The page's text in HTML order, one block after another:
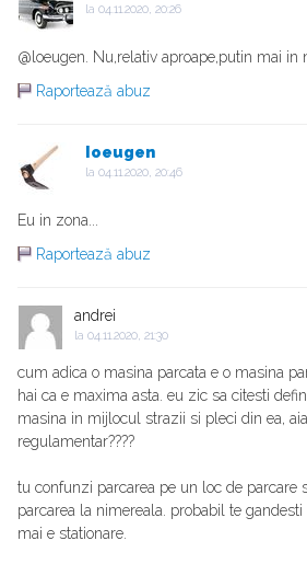
la 04.11.2020, 20:26
@loeugen. Nu,relativ aproape,putin mai in
Raportează abuz
Ioeugen
la 04.11.2020, 20:46
Eu in zona...
Raportează abuz
andrei
la 04.11.2020, 21:30
cum adica o masina parcata e o masina
hai ca e maxima asta. eu zic sa citesti
masina in mijlocul strazii si pleci din ea,
regulamentar????
tu confunzi parcarea pe un loc de parcare
parcarea la nimereala. probabil te
mai e stationare.